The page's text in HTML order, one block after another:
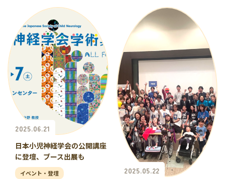
2025.06.21
日本小児神経学会の公開講座
に登壇、ブース出展も
イベント・登壇
2025.05.22